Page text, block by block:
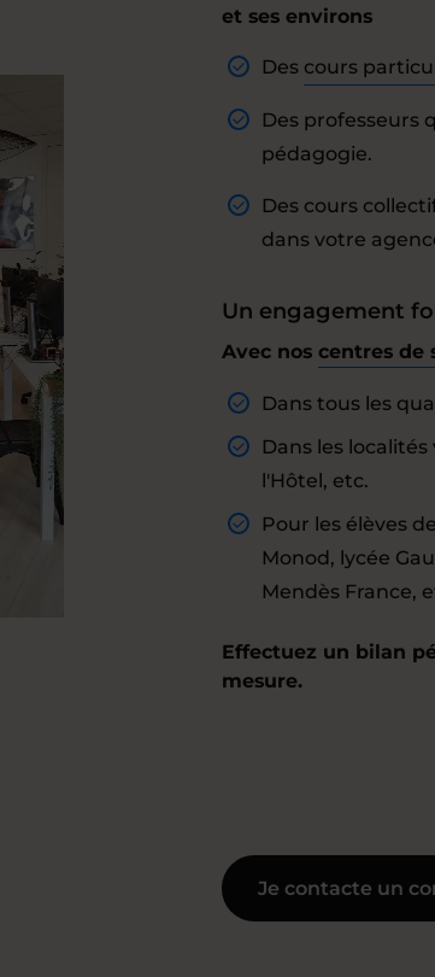
et ses environs
Des cours
Des professeurs
pédagogie.
Des cours
dans votre
Un engagement
Avec nos centres de
Dans tous les
Dans les
l'Hôtel, etc.
Pour les élèves
Monod, lycée
Mendès France,
Effectuez un bilan
mesure.
Je contacte un